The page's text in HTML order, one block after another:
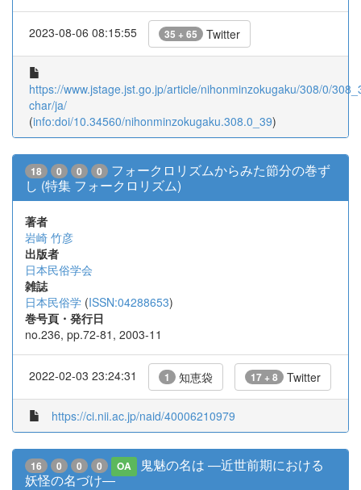
2023-08-06 08:15:55 35 + 65 Twitter
https://www.jstage.jst.go.jp/article/nihonminzokugaku/308/0/
char/ja/
(info:doi/10.34560/nihonminzokugaku.308.0_39)
18 0 0 0
フォークロリズムからみた節分の巻ず
し (特集 フォークロリズム)
著者
岩崎 竹彦
出版者
日本民俗学会
雑誌
日本民俗学 (ISSN:04288653)
巻号頁・発行日
no.236, pp.72-81, 2003-11
2022-02-03 23:24:31 1 知恵袋 17 + 8 Twitter
https://ci.nii.ac.jp/naid/40006210979
16 0 0 0 OA
鬼魅の名は ―近世前期における
妖怪の名づけ―